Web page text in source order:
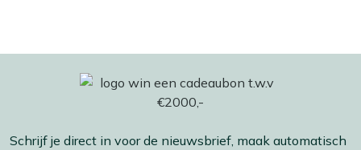
Schrijf je direct in voor de nieuwsbrief, maak automatisch